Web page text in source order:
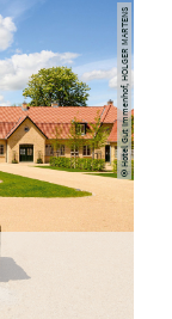
©
Hotel Gut Immenhof, HOLGER MARTENS